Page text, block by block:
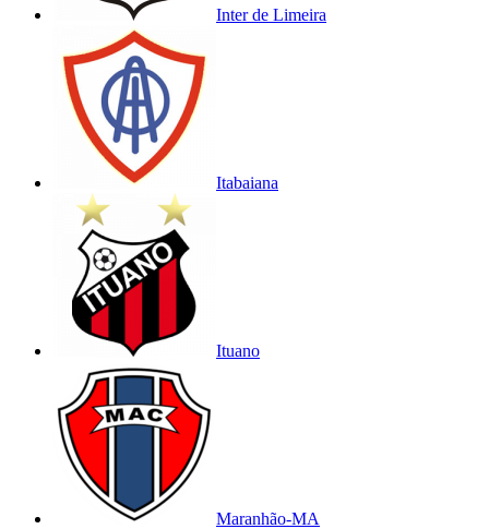
Inter de Limeira
Itabaiana
Ituano
Maranhão-MA